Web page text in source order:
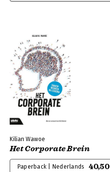
Kilian Wawoe
Het Corporate Brein
Paperback | Nederlands 40,50